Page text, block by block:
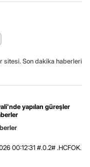
sitesi. Son dakika haberleri
yapılan güreşler
00:12:31 #.0.2# .HCFOK.